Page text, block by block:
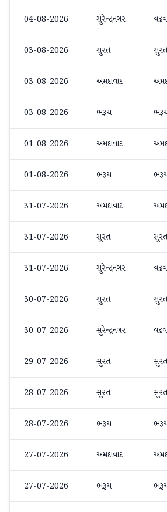
04-08-2026 સુરેન્દ્રનગર
03-08-2026 સુરત સુરત
03-08-2026 અમદાવાદ
03-08-2026 ભરૂચ
01-08-2026 અમદાવાદ
01-08-2026 ભરૂચ
31-07-2026 અમદાવાદ
31-07-2026 સુરત સુરત
31-07-2026 સુરેન્દ્રનગર
30-07-2026 સુરત સુરત
30-07-2026 સુરેન્દ્રનગર
29-07-2026 સુરત સુરત
28-07-2026 સુરત સુરત
28-07-2026 ભરૂચ
27-07-2026 અમદાવાદ
27-07-2026 ભરૂચ